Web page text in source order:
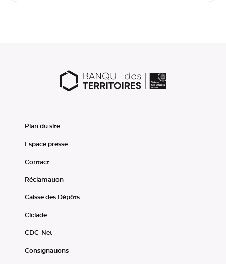
Plan du site
Espace presse
Contact
Réclamation
Caisse des Dépôts
Ciclade
CDC-Net
Consignations